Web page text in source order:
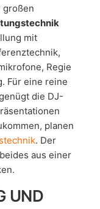
großen
mit
Regie
Für eine reine
die DJ-
planen
. Der
aus einer
UND